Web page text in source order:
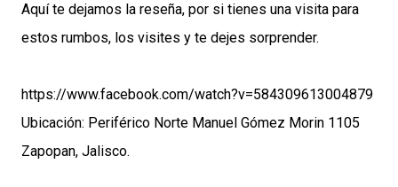
Aquí te dejamos la reseña, por si tienes una visita para
estos rumbos, los visites y te dejes sorprender.
https://www.facebook.com/watch?v=584309613004879
Ubicación: Periférico Norte Manuel Gómez Morin 1105
Zapopan, Jalisco.